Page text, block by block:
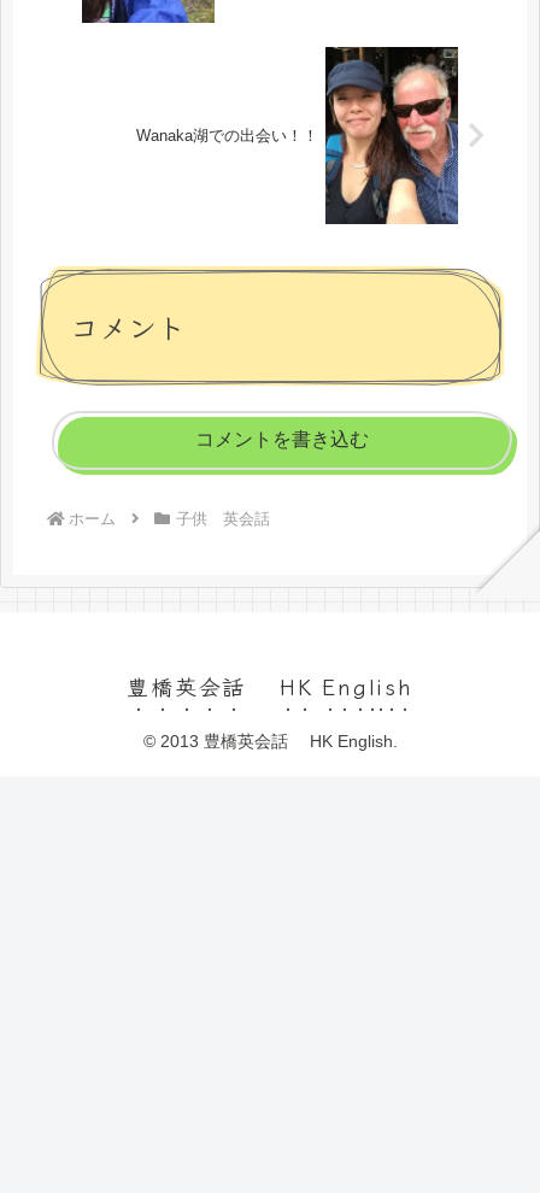
Wanaka湖での出会い！！
コメント
コメントを書き込む
ホーム 子供 英会話
豊橋英会話 HK English
© 2013 豊橋英会話 HK English.